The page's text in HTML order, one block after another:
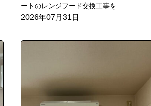
ートのレンジフード交換工事を...
2026年07月31日